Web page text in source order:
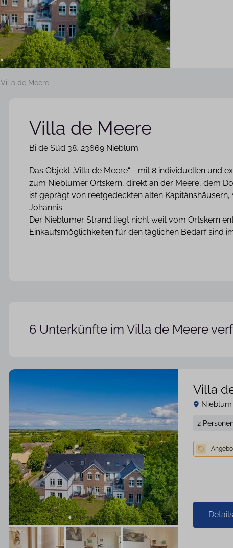
Villa de Meere
Villa de Meere
Bi de Süd 38 23669 Nieblum
Das Objekt „Villa de Meere“ - mit 8 individuellen und
zum Nieblumer Ortskern, direkt an der Meere, dem
ist geprägt von reetgedeckten alten
Johannis.
Der Nieblumer Strand liegt nicht weit vom Ortskern
Einkaufsmöglichkeiten für den täglichen Bedarf sind
6 Unterkünfte im Villa de Meere
Villa
Nieblum
2
Details